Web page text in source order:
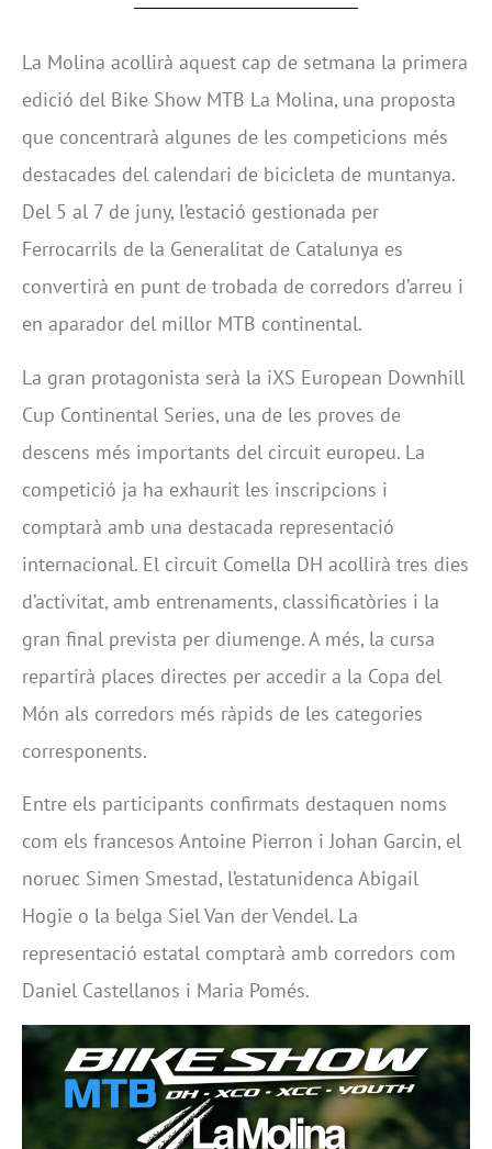
La Molina acollirà aquest cap de setmana la primera
edició del Bike Show MTB La Molina, una proposta
que concentrarà algunes de les competicions més
destacades del calendari de bicicleta de muntanya.
Del 5 al 7 de juny, l’estació gestionada per
Ferrocarrils de la Generalitat de Catalunya es
convertirà en punt de trobada de corredors d’arreu i
en aparador del millor MTB continental.
La gran protagonista serà la iXS European Downhill
Cup Continental Series, una de les proves de
descens més importants del circuit europeu. La
competició ja ha exhaurit les inscripcions i
comptarà amb una destacada representació
internacional. El circuit Comella DH acollirà tres dies
d’activitat, amb entrenaments, classificatòries i la
gran final prevista per diumenge. A més, la cursa
repartirà places directes per accedir a la Copa del
Món als corredors més ràpids de les categories
corresponents.
Entre els participants confirmats destaquen noms
com els francesos Antoine Pierron i Johan Garcin, el
noruec Simen Smestad, l’estatunidenca Abigail
Hogie o la belga Siel Van der Vendel. La
representació estatal comptarà amb corredors com
Daniel Castellanos i Maria Pomés.